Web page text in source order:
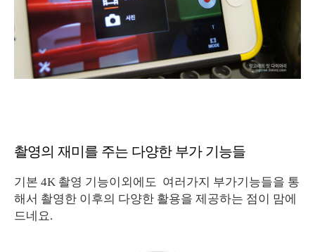
촬영의 재미를 주는 다양한 부가 기능들
기본 4K 촬영 기능이외에도 여러가지 부가기능들을 통
해서 촬영한 이후의 다양한 활용을 제공하는 점이 맘에
드네요.